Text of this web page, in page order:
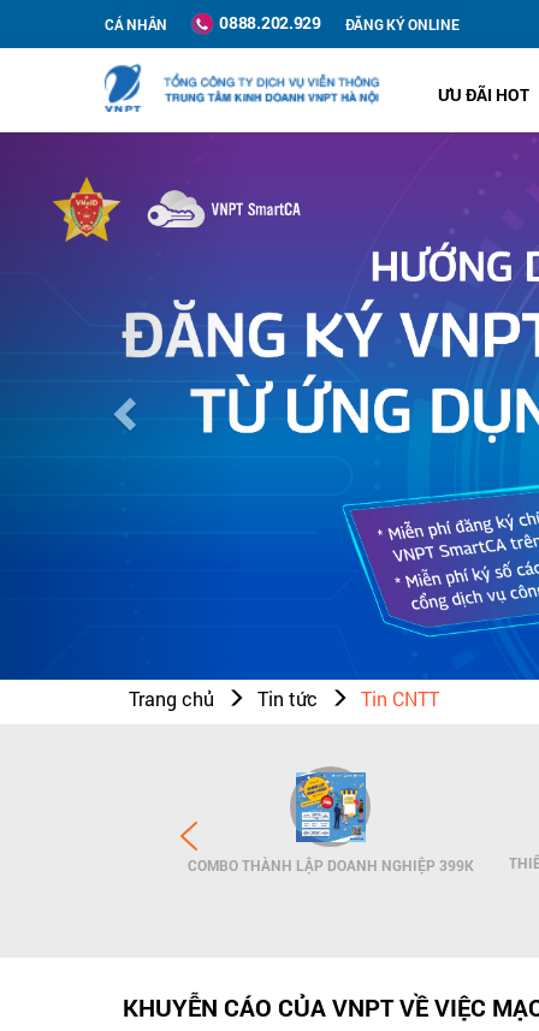
CÁ NHÂN 0888.202.929 ĐĂNG KÝ ONLINE
ƯU ĐÃI HOT
Trang chủ Tin tức Tin CNTT
COMBO THÀNH LẬP DOANH NGHIỆP 399K
KHUYỄN CÁO CỦA VNPT VỀ VIỆC